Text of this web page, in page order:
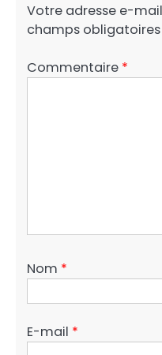
Votre adresse e-
champs
Commentaire *
Nom *
E-mail *